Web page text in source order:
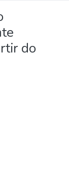
do